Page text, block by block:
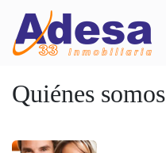
Quiénes somos